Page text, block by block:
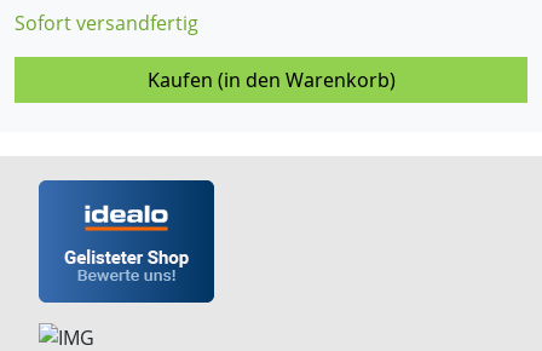
Sofort versandfertig
Kaufen (in den Warenkorb)